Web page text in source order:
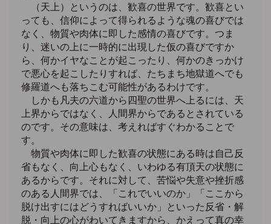
（天上）というのは、歓喜の世界です。歓喜とい
っても、信仰によって得られるような魂の喜びでは
なく、物質や肉体に即した感情の喜びです。つま
り、迷いの上に一時的に出現した仮の喜びですか
ら、何かイヤなことが起こったり、何かのきっかけ
で悪心を起こしたりすれば、たちまち地獄道へでも
修羅道へも落ちこむ可能性があるわけです。
しかも凡夫の六道から四聖の世界へ上るには、天
上界からではなく、人間界からであるとされている
のです。その意味は、考えればすぐわかることで
す。
物質や肉体に即した歓喜の状態にある時は自己反
省もなく、向上心もなく、いわゆる有頂天の状態に
あるからです。それに対して、苦悩や失意や挫折感
のある人間界では、「これでいいのか」「ここから
脱け出すにはどうすればいいか」といった反省・解
脱・向上の心がわいてきますから、かえって真の幸